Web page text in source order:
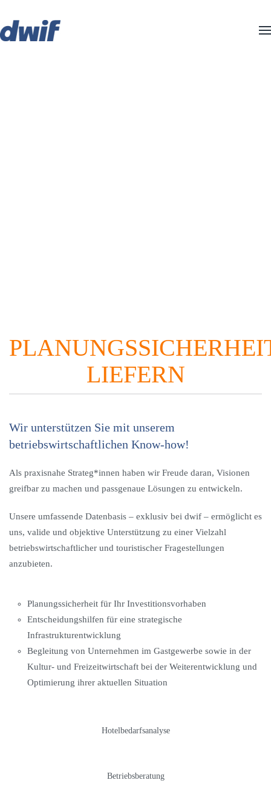
Zum Hauptinhalt springen
LIEFERN
Wir unterstützen Sie mit unserem
betriebswirtschaftlichen Know-how!
Als praxisnahe Strateg*innen haben wir Freude daran, Visionen
greifbar zu machen und passgenaue Lösungen zu entwickeln.
Unsere umfassende Datenbasis – exklusiv bei dwif – ermöglicht es
uns, valide und objektive Unterstützung zu einer Vielzahl
betriebswirtschaftlicher und touristischer Fragestellungen
anzubieten.
Planungssicherheit für Ihr Investitionsvorhaben
Entscheidungshilfen für eine strategische
Infrastrukturentwicklung
Begleitung von Unternehmen im Gastgewerbe sowie in der
Kultur- und Freizeitwirtschaft bei der Weiterentwicklung und
Optimierung ihrer aktuellen Situation
Hotelbedarfsanalyse
Betriebsberatung